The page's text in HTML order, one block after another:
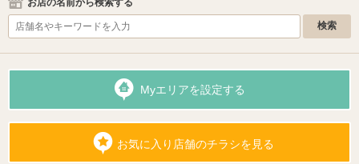
Myエリアを設定する
お気に入り店舗のチラシを見る